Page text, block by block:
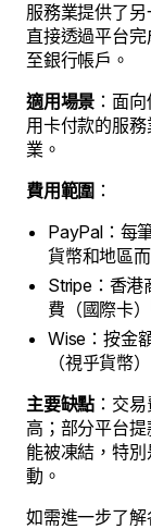
服務業提供了
直接透過平台
至銀行帳戶。
適用場景 ：面
用卡付款的服
業。
費用範圍 ：
PayPal：每
貨幣和地區
Stripe：香
費（國際卡）
Wise：按金
（視乎貨幣）
主要缺點 ：交
高；部分平台
能被凍結，特
動。
如需進一步了